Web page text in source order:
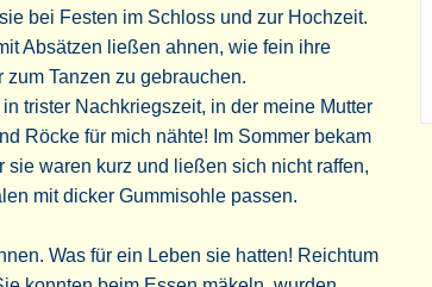
bei Festen im Schloss und zur Hochzeit.
Absätzen ließen ahnen, wie fein ihre
Tanzen zu gebrauchen.
trister Nachkriegszeit, in der meine Mutter
Röcke für mich nähte! Im Sommer bekam
sie waren kurz und ließen sich nicht raffen,
mit dicker Gummisohle passen.
Was für ein Leben sie hatten! Reichtum